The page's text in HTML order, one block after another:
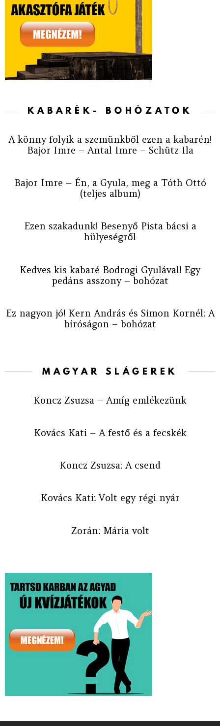
KABARÉK- BOHÓZATOK
A könny folyik a szemünkből ezen a kabarén!
Bajor Imre – Antal Imre – Schütz Ila
Bajor Imre – Én, a Gyula, meg a Tóth Ottó
(teljes album)
Ezen szakadunk! Besenyő Pista bácsi a
hülyeségről
Kedves kis kabaré Bodrogi Gyulával! Egy
pedáns asszony – bohózat
Ez nagyon jó! Kern András és Simon Kornél: A
bíróságon – bohózat
MAGYAR SLÁGEREK
Koncz Zsuzsa – Amíg emlékezünk
Kovács Kati – A festő és a fecskék
Koncz Zsuzsa: A csend
Kovács Kati: Volt egy régi nyár
Zorán: Mária volt